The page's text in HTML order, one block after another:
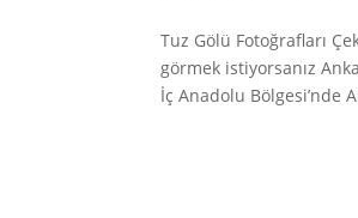
Tuz Gölü Fotoğrafları
görmek istiyorsanız
İç Anadolu Bölgesi’nde